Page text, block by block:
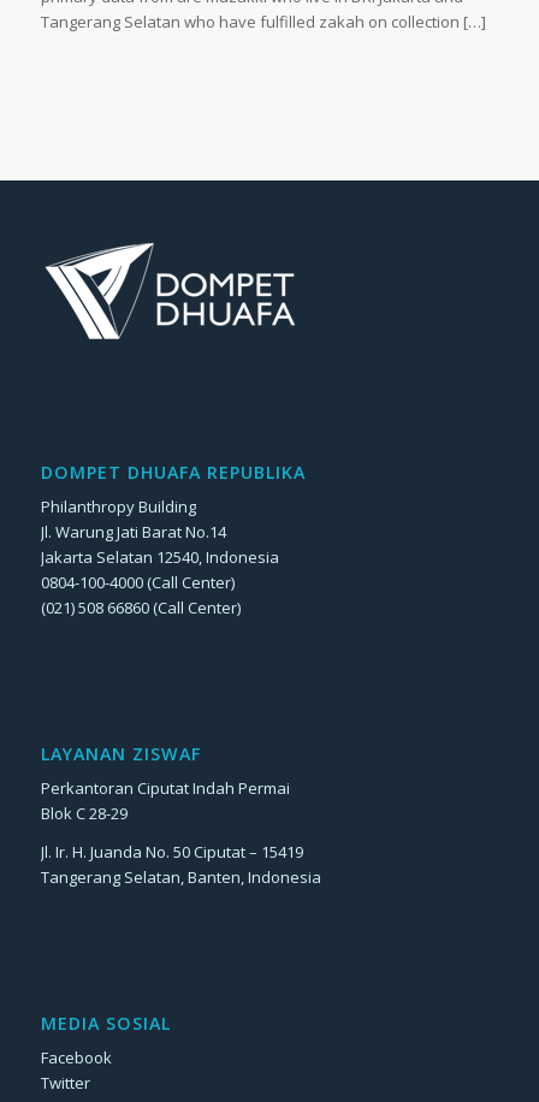
Tangerang Selatan who have fulfilled zakah on collection […]
DOMPET DHUAFA REPUBLIKA
Philanthropy Building
Jl. Warung Jati Barat No.14
Jakarta Selatan 12540, Indonesia
0804-100-4000 (Call Center)
(021) 508 66860 (Call Center)
LAYANAN ZISWAF
Perkantoran Ciputat Indah Permai
Blok C 28-29
Jl. Ir. H. Juanda No. 50 Ciputat – 15419
Tangerang Selatan, Banten, Indonesia
MEDIA SOSIAL
Facebook
Twitter